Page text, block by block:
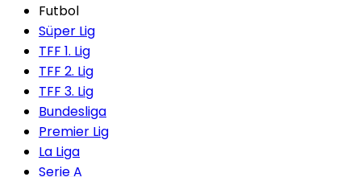
Futbol
Süper Lig
TFF 1. Lig
TFF 2. Lig
TFF 3. Lig
Bundesliga
Premier Lig
La Liga
Serie A